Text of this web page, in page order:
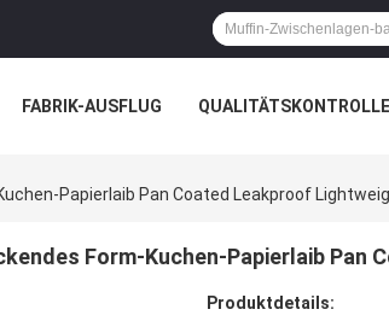
FABRIK-AUSFLUG QUALITÄTSKONTROLLE
Papierlaib Pan Coated Leakproof
Form-Kuchen-Papierlaib Pan
Produktdetails: